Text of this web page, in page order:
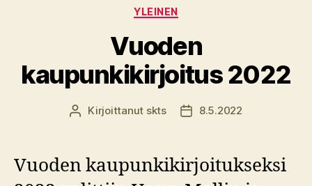
Kategoriat
YLEINEN
Vuoden
kaupunkikirjoitus 2022
Kirjoittaja
Kirjoittanut skts Julkaisupäivämäärä
8.5.2022
Vuoden kaupunkikirjoitukseksi